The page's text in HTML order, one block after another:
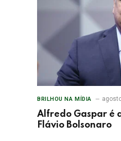
BRILHOU NA MÍDIA
Alfredo Gaspar é
Flávio Bolsonaro